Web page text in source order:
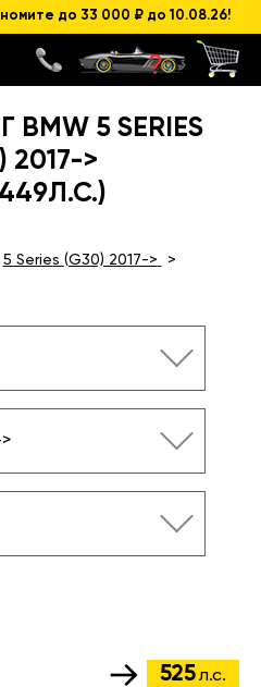
до 33 000 ₽ до 10.08.26!
5 SERIES
2017->
5 Series (G30) 2017->
525л.с.